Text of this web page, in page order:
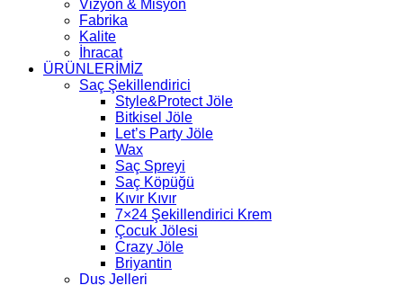
Vizyon & Misyon
Fabrika
Kalite
İhracat
ÜRÜNLERİMİZ
Saç Şekillendirici
Style&Protect Jöle
Bitkisel Jöle
Let’s Party Jöle
Wax
Saç Spreyi
Saç Köpüğü
Kıvır Kıvır
7×24 Şekillendirici Krem
Çocuk Jölesi
Crazy Jöle
Briyantin
Duş Jelleri